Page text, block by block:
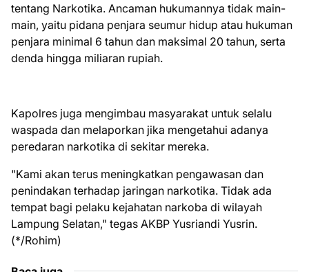
tentang Narkotika. Ancaman hukumannya tidak main-
main, yaitu pidana penjara seumur hidup atau hukuman
penjara minimal 6 tahun dan maksimal 20 tahun, serta
denda hingga miliaran rupiah.
Kapolres juga mengimbau masyarakat untuk selalu
waspada dan melaporkan jika mengetahui adanya
peredaran narkotika di sekitar mereka.
"Kami akan terus meningkatkan pengawasan dan
penindakan terhadap jaringan narkotika. Tidak ada
tempat bagi pelaku kejahatan narkoba di wilayah
Lampung Selatan," tegas AKBP Yusriandi Yusrin.
(*/Rohim)